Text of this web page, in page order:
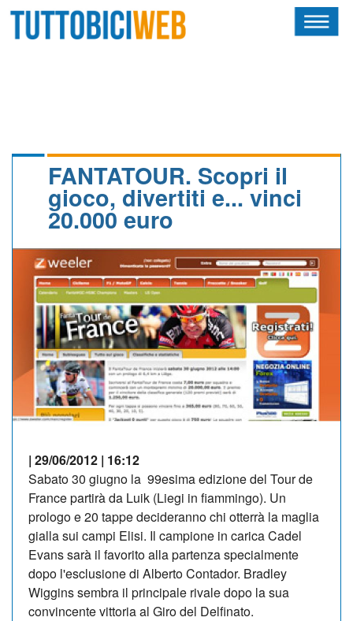
CALENDARIO
ALBI D'ORO
NEWSLETTER
FANTATOUR. Scopri il
gioco, divertiti e... vinci
20.000 euro
| 29/06/2012 | 16:12
Sabato 30 giugno la 99esima edizione del Tour de
France partirà da Luik (Liegi in fiammingo). Un
prologo e 20 tappe decideranno chi otterrà la maglia
gialla sui campi Elisi. Il campione in carica Cadel
Evans sarà il favorito alla partenza specialmente
dopo l'esclusione di Alberto Contador. Bradley
Wiggins sembra il principale rivale dopo la sua
convincente vittoria al Giro del Delfinato.